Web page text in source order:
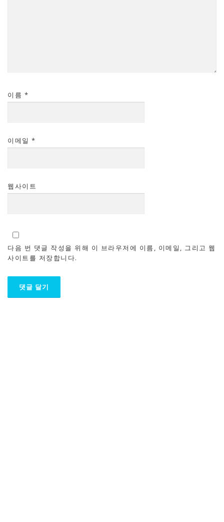
이름 *
이메일 *
웹사이트
다음 번 댓글 작성을 위해 이 브라우저에 이름, 이메일, 그리고 웹
사이트를 저장합니다.